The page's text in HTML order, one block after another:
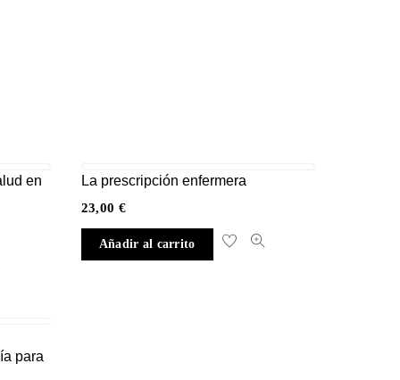
en
La prescripción enfermera
23,00 €
Añadir al carrito
para